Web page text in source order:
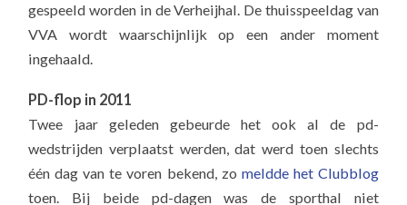
gespeeld worden in de Verheijhal. De thuisspeeldag van
VVA wordt waarschijnlijk op een ander moment
ingehaald.
PD-flop in 2011
Twee jaar geleden gebeurde het ook al de pd-
wedstrijden verplaatst werden, dat werd toen slechts
één dag van te voren bekend, zo meldde het Clubblog
toen. Bij beide pd-dagen was de sporthal niet